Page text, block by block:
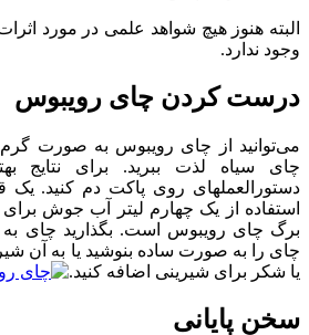
البته هنوز هیچ شواهد علمی در مورد
وجود ندارد.
درست کردن چای رویبوس
می‌توانید از چای رویبوس به صورت
چای سیاه لذت ببرید. برای نتایج
دستورالعملهای روی پاکت دم کنید. یک
استفاده از یک چهارم لیتر آب جوش
چای را به صورت ساده بنوشید یا به آن
یا شکر برای شیرینی اضافه کنید.
سخن پایانی